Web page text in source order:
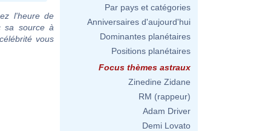
l'heure de
sa source à
vous
Par pays et catégories
Anniversaires d'aujourd'hui
Dominantes planétaires
Positions planétaires
Focus thèmes astraux
Zinedine Zidane
RM (rappeur)
Adam Driver
Demi Lovato